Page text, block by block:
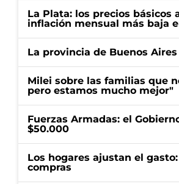
La Plata: los precios básicos
inflación mensual más baja
La provincia de Buenos
Milei sobre las familias que
pero estamos mucho mejor"
Fuerzas Armadas: el
$50.000
Los hogares ajustan el
compras